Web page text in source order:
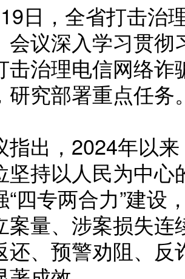
，全省打击治理
会议深入学习贯
击治理电信网络
研究部署重点任
出，2024年以来
坚持以人民为中
“四专两合力”建设
案量、涉案损失连
还、预警劝阻、